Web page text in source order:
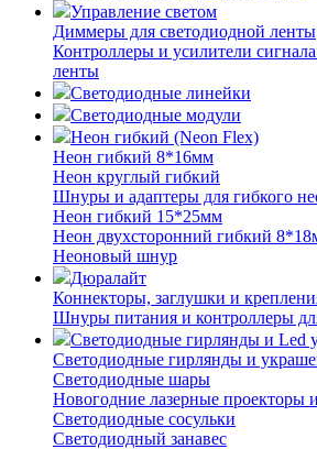
Управление светом
Диммеры для светодиодной ленты
Контроллеры и усилители
ленты
Светодиодные линейки
Светодиодные модули
Неон гибкий (Neon Flex)
Неон гибкий 8*16мм
Неон круглый гибкий
Шнуры и адаптеры для гибкого
Неон гибкий 15*25мм
Неон двухсторонний гибкий
Неоновый шнур
Дюралайт
Коннекторы, заглушки и
Шнуры питания и контроллеры
Светодиодные гирлянды и Led
Светодиодные гирлянды и
Светодиодные шары
Новогодние лазерные проекторы
Светодиодные сосульки
Светодиодный занавес